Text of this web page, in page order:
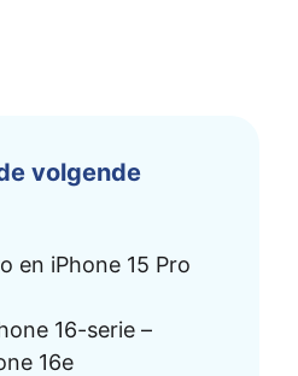
volgende
en iPhone 15 Pro
16-serie –
16e